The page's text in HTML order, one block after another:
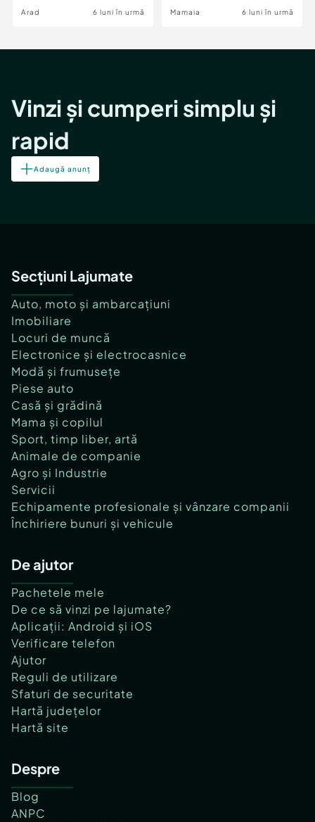
Arad 6 luni în urmă Mamaia 6 luni în urmă
Vinzi și cumperi simplu și
rapid
Adaugă anunț
Secțiuni Lajumate
Auto, moto și ambarcațiuni
Imobiliare
Locuri de muncă
Electronice și electrocasnice
Modă și frumusețe
Piese auto
Casă și grădină
Mama și copilul
Sport, timp liber, artă
Animale de companie
Agro și Industrie
Servicii
Echipamente profesionale și vânzare companii
Închiriere bunuri și vehicule
De ajutor
Pachetele mele
De ce să vinzi pe lajumate?
Aplicații: Android și iOS
Verificare telefon
Ajutor
Reguli de utilizare
Sfaturi de securitate
Hartă județelor
Hartă site
Despre
Blog
ANPC